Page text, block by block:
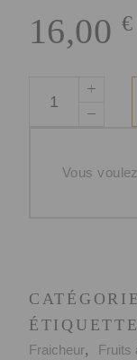
16,00 €
Vous
Fraicheur, Fruits